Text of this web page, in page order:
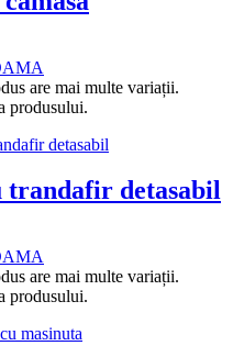
are mai multe variații.
produsului.
trandafir detasabil
are mai multe variații.
produsului.